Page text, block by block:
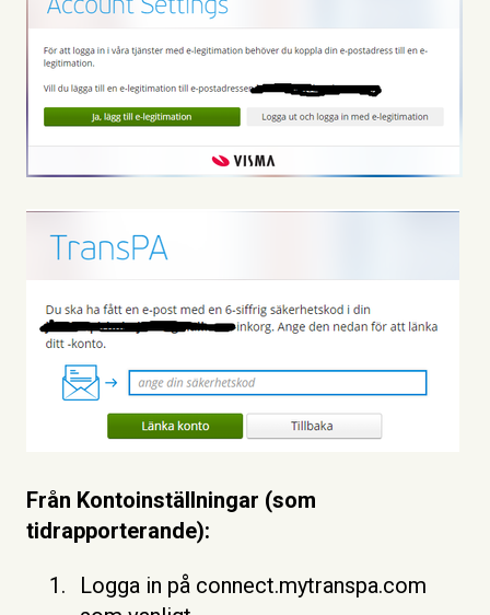
Från Kontoinställningar (som
tidrapporterande):
Logga in på connect.mytranspa.com